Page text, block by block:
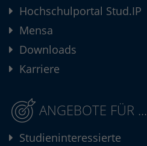
Hochschulportal Stud.IP
Mensa
Downloads
Karriere
ANGEBOTE FÜR ...
Studieninteressierte